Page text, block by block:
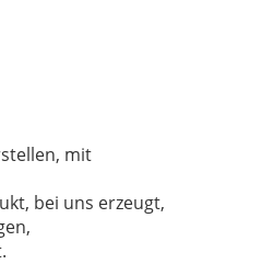
mit
bei uns erzeugt,